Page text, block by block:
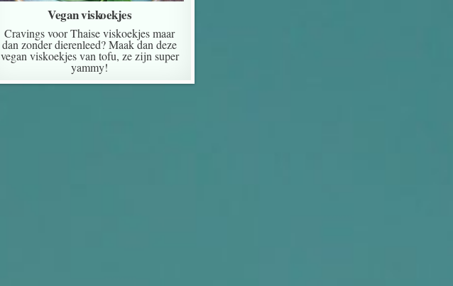
Vegan viskoekjes
Cravings voor Thaise viskoekjes maar
dan zonder dierenleed? Maak dan deze
vegan viskoekjes van tofu, ze zijn super
yammy!